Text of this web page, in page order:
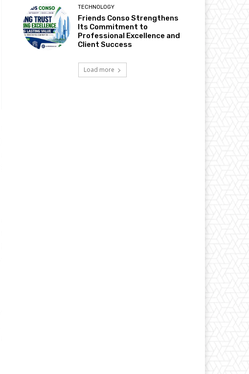
TECHNOLOGY
Friends Conso Strengthens
Its Commitment to
Professional Excellence and
Client Success
Load more